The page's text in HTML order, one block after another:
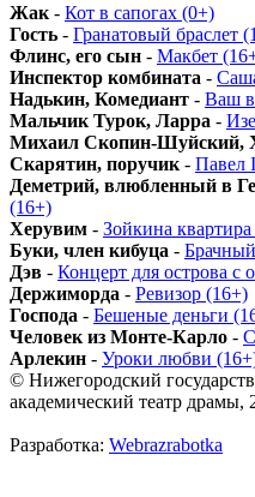
Жак - Кот в сапогах (0+)
Гость - Гранатовый браслет
Флинс, его сын - Макбет
Инспектор комбината -
Надькин, Комедиант - Ваш
Мальчик Турок, Ларра -
Михаил Скопин-Шуйский,
Скарятин, поручик - Павел
Деметрий, влюбленный в
(16+)
Херувим - Зойкина
Буки, член кибуца -
Дэв - Концерт для острова с
Держиморда - Ревизор (16+)
Господа - Бешеные деньги
Человек из Монте-Карло -
Арлекин - Уроки любви
© Нижегородский
академический театр драмы,
Разработка: Webrazrabotka